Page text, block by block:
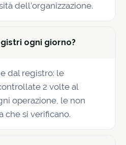
dell’organizzazione.
ogni giorno?
dal registro: le
2 volte al
operazione, le non
che si verificano.